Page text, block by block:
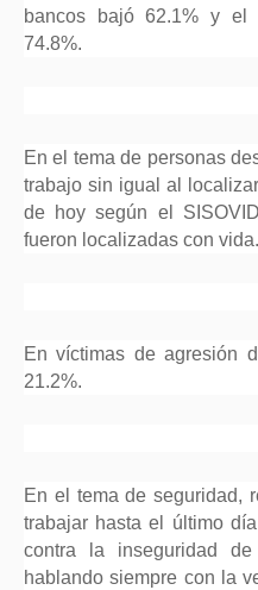
bancos bajó 62.1% y el
74.8%.
En el tema de personas
trabajo sin igual al
de hoy según el
fueron localizadas con vida.
En víctimas de agresión
21.2%.
En el tema de seguridad,
trabajar hasta el último
contra la inseguridad
hablando siempre con la